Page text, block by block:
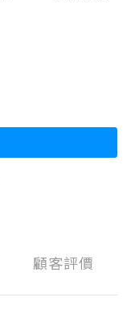
顧客評價